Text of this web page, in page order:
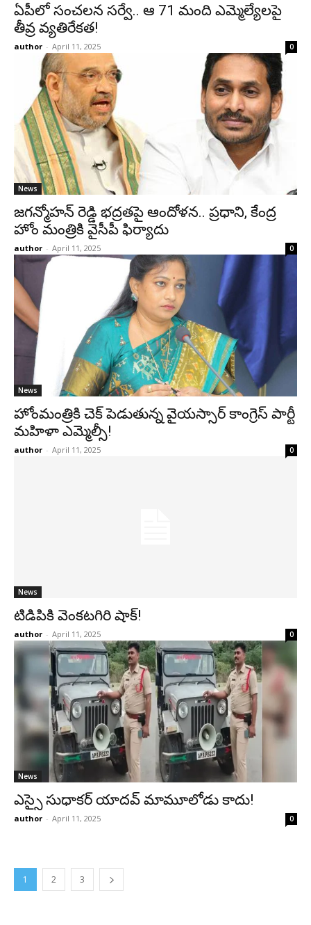
ఏపీలో సంచలన సర్వే.. ఆ 71 మంది ఎమ్మెల్యేలపై
తీవ్ర వ్యతిరేకత!
author - April 11, 2025 0
News
జగన్మోహన్ రెడ్డి భద్రతపై ఆందోళన.. ప్రధాని, కేంద్ర
హోం మంత్రికి వైసీపీ ఫిర్యాదు
author - April 11, 2025 0
News
హోంమంత్రికి చెక్ పెడుతున్న వైయస్సార్ కాంగ్రెస్ పార్టీ
మహిళా ఎమ్మెల్సీ!
author - April 11, 2025 0
News
టిడిపికి వెంకటగిరి షాక్!
author - April 11, 2025 0
News
ఎస్సై సుధాకర్ యాదవ్ మామూలోడు కాదు!
author - April 11, 2025 0
1 2 3